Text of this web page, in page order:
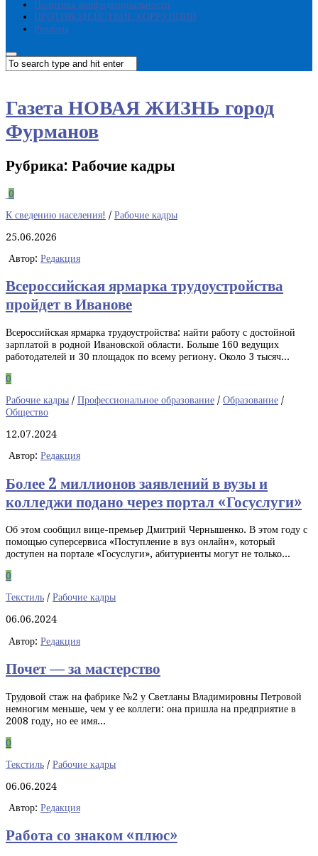
Политика конфиденциальности
ПРОТИВОДЕЙСТВИЕ КОРРУПЦИИ
Реклама
Газета НОВАЯ ЖИЗНЬ город
Фурманов
Рубрика: Рабочие кадры
0
К сведению населения! / Рабочие кадры
25.06.2026
Автор: Редакция
Всероссийская ярмарка трудоустройства
пройдет в Иванове
Всероссийская ярмарка трудоустройства: найти работу с достойной
зарплатой в родной Ивановской области. Больше 160 ведущих
работодателей и 30 площадок по всему региону. Около 3 тысяч...
0
Рабочие кадры / Профессиональное образование / Образование /
Общество
12.07.2024
Автор: Редакция
Более 2 миллионов заявлений в вузы и
колледжи подано через портал «Госуслуги»
Об этом сообщил вице-премьер Дмитрий Чернышенко. В этом году с
помощью суперсервиса «Поступление в вуз онлайн», который
доступен на портале «Госуслуги», абитуриенты могут не только...
0
Текстиль / Рабочие кадры
06.06.2024
Автор: Редакция
Почет — за мастерство
Трудовой стаж на фабрике №2 у Светланы Владимировны Петровой
немногим меньше, чем у ее коллеги: она пришла на предприятие в
2008 году, но ее имя...
0
Текстиль / Рабочие кадры
06.06.2024
Автор: Редакция
Работа со знаком «плюс»